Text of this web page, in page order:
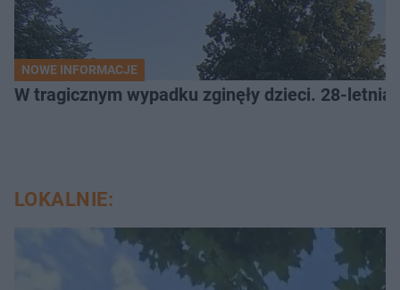
NOWE INFORMACJE
W tragicznym wypadku zginęły dzieci. 28-
LOKALNIE: